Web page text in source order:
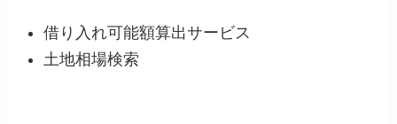
借り入れ可能額算出サービス
土地相場検索